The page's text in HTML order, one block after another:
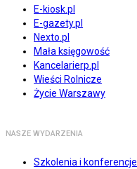
E-kiosk.pl
E-gazety.pl
Nexto.pl
Mała księgowość
Kancelarierp.pl
Wieści Rolnicze
Życie Warszawy
NASZE WYDARZENIA
Szkolenia i konferencje